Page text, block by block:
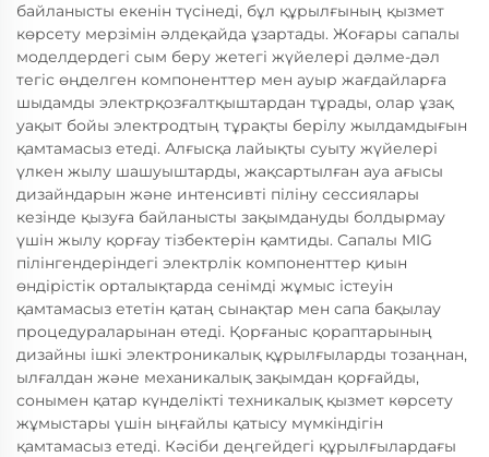
байланысты екенін түсінеді, бұл құрылғының қызмет
көрсету мерзімін әлдеқайда ұзартады. Жоғары сапалы
моделдердегі сым беру жетегі жүйелері дәлме-дәл
тегіс өңделген компоненттер мен ауыр жағдайларға
шыдамды электрқозғалтқыштардан тұрады, олар ұзақ
уақыт бойы электродтың тұрақты берілу жылдамдығын
қамтамасыз етеді. Алғысқа лайықты суыту жүйелері
үлкен жылу шашуыштарды, жақсартылған ауа ағысы
дизайндарын және интенсивті піліну сессиялары
кезінде қызуға байланысты зақымдануды болдырмау
үшін жылу қорғау тізбектерін қамтиды. Сапалы MIG
пілінгендеріндегі электрлік компоненттер қиын
өндірістік орталықтарда сенімді жұмыс істеуін
қамтамасыз ететін қатаң сынақтар мен сапа бақылау
процедураларынан өтеді. Қорғаныс қораптарының
дизайны ішкі электроникалық құрылғыларды тозаңнан,
ылғалдан және механикалық зақымдан қорғайды,
сонымен қатар күнделікті техникалық қызмет көрсету
жұмыстары үшін ыңғайлы қатысу мүмкіндігін
қамтамасыз етеді. Кәсіби деңгейдегі құрылғылардағы